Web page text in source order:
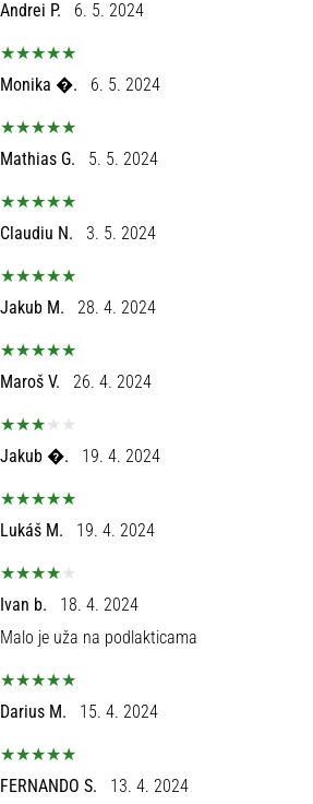
Andrei P. 6. 5. 2024
Monika �. 6. 5. 2024
Mathias G. 5. 5. 2024
Claudiu N. 3. 5. 2024
Jakub M. 28. 4. 2024
Maroš V. 26. 4. 2024
Jakub �. 19. 4. 2024
Lukáš M. 19. 4. 2024
Ivan b.
18. 4. 2024
Malo je uža na podlakticama
Darius M. 15. 4. 2024
FERNANDO S. 13. 4. 2024